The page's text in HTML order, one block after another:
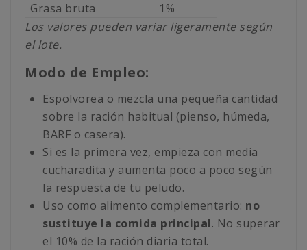
Grasa bruta
1%
Los valores pueden variar ligeramente según
el lote.
Modo de Empleo:
Espolvorea o mezcla una pequeña cantidad
sobre la ración habitual (pienso, húmeda,
BARF o casera).
Si es la primera vez, empieza con media
cucharadita y aumenta poco a poco según
la respuesta de tu peludo.
Uso como alimento complementario: no
sustituye la comida principal. No superar
el 10% de la ración diaria total.